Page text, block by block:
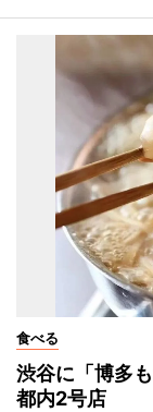
食べる
渋谷に「博多
都内2号店